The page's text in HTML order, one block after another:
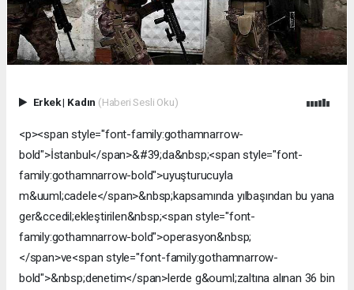
Erkek| Kadın (Haberi Sesli Oku)
<p><span style="font-family:gothamnarrow-
bold">İstanbul</span>&#39;da&nbsp;<span style="font-
family:gothamnarrow-bold">uyuşturucuyla
m&uuml;cadele</span>&nbsp;kapsamında yılbaşından bu yana
ger&ccedil;ekleştirilen&nbsp;<span style="font-
family:gothamnarrow-bold">operasyon&nbsp;
</span>ve<span style="font-family:gothamnarrow-
bold">&nbsp;denetim</span>lerde g&ouml;zaltına alınan 36 bin